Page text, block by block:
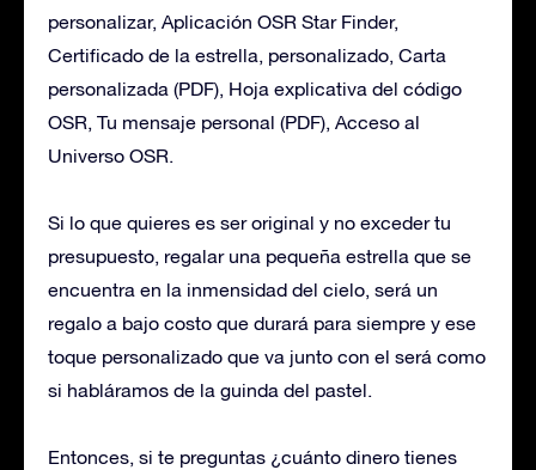
personalizar, Aplicación OSR Star Finder,
Certificado de la estrella, personalizado, Carta
personalizada (PDF), Hoja explicativa del código
OSR, Tu mensaje personal (PDF), Acceso al
Universo OSR.
Si lo que quieres es ser original y no exceder tu
presupuesto, regalar una pequeña estrella que se
encuentra en la inmensidad del cielo, será un
regalo a bajo costo que durará para siempre y ese
toque personalizado que va junto con el será como
si habláramos de la guinda del pastel.
Entonces, si te preguntas ¿cuánto dinero tienes